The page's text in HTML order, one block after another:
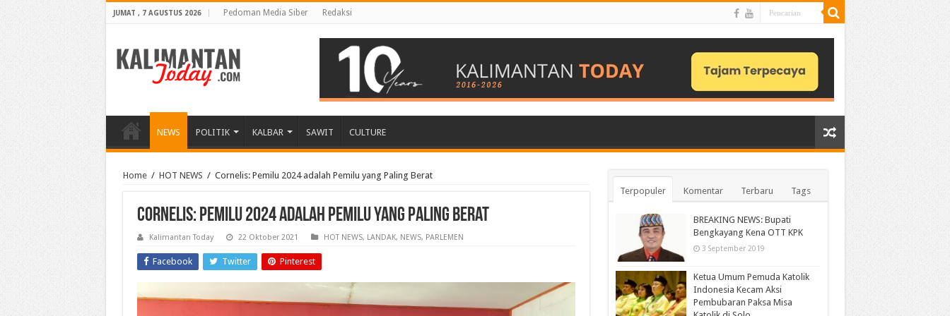
JUMAT , 7 AGUSTUS 2026 Pedoman Media Siber Redaksi
NEWS POLITIK KALBAR SAWIT CULTURE
Home / HOT NEWS / Cornelis: Pemilu 2024 adalah Pemilu yang Paling Berat
Cornelis: Pemilu 2024 adalah Pemilu yang Paling Berat
Kalimantan Today 22 Oktober 2021 HOT NEWS, LANDAK, NEWS, PARLEMEN
Facebook Twitter Pinterest
Terpopuler Komentar Terbaru Tags
BREAKING NEWS: Bupati
Bengkayang Kena OTT KPK
3 September 2019
Ketua Umum Pemuda Katolik
Indonesia Kecam Aksi
Pembubaran Paksa Misa